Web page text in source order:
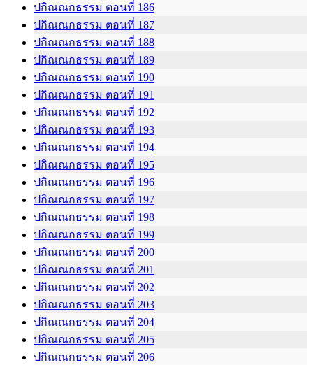
ปกิณณกธรรม ตอนที่ 186
ปกิณณกธรรม ตอนที่ 187
ปกิณณกธรรม ตอนที่ 188
ปกิณณกธรรม ตอนที่ 189
ปกิณณกธรรม ตอนที่ 190
ปกิณณกธรรม ตอนที่ 191
ปกิณณกธรรม ตอนที่ 192
ปกิณณกธรรม ตอนที่ 193
ปกิณณกธรรม ตอนที่ 194
ปกิณณกธรรม ตอนที่ 195
ปกิณณกธรรม ตอนที่ 196
ปกิณณกธรรม ตอนที่ 197
ปกิณณกธรรม ตอนที่ 198
ปกิณณกธรรม ตอนที่ 199
ปกิณณกธรรม ตอนที่ 200
ปกิณณกธรรม ตอนที่ 201
ปกิณณกธรรม ตอนที่ 202
ปกิณณกธรรม ตอนที่ 203
ปกิณณกธรรม ตอนที่ 204
ปกิณณกธรรม ตอนที่ 205
ปกิณณกธรรม ตอนที่ 206